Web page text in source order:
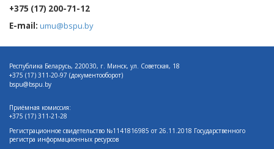
+375 (17) 200-71-12
E-mail: umu@bspu.by
Республика Беларусь, 220030, г. Минск, ул. Советская, 18
+375 (17) 311-20-97 (документооборот)
bspu@bspu.by
Приёмная комиссия:
+375 (17) 311-21-28
Регистрационное свидетельство №1141816985 от 26.11.2018 Государственного
регистра информационных ресурсов